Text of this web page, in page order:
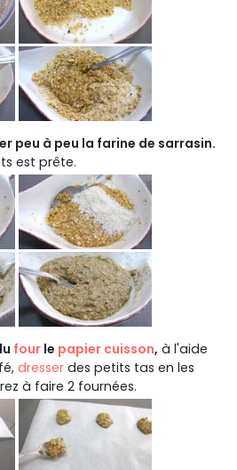
peu à peu la farine de sarrasin.
est prête.
four le papier cuisson, à l'aide
dresser des petits tas en les
à faire 2 fournées.